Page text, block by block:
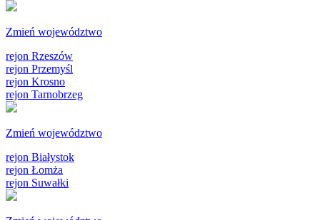
Zmień województwo
rejon Rzeszów
rejon Przemyśl
rejon Krosno
rejon Tarnobrzeg
Zmień województwo
rejon Białystok
rejon Łomża
rejon Suwałki